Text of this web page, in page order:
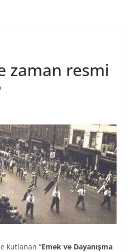
zaman resmi
kutlanan “Emek ve Dayanışma